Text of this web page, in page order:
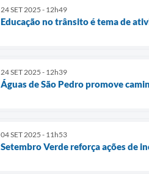
24 SET 2025 - 12h49
Educação no trânsito é tema de
24 SET 2025 - 12h39
Águas de São Pedro promove
04 SET 2025 - 11h53
Setembro Verde reforça ações de